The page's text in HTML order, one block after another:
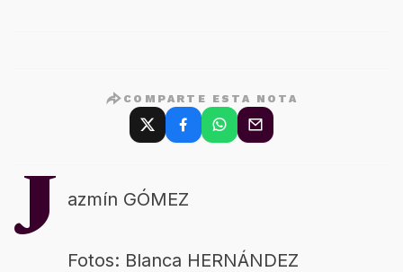
COMPARTE ESTA NOTA
J azmín GÓMEZ
Fotos: Blanca HERNÁNDEZ